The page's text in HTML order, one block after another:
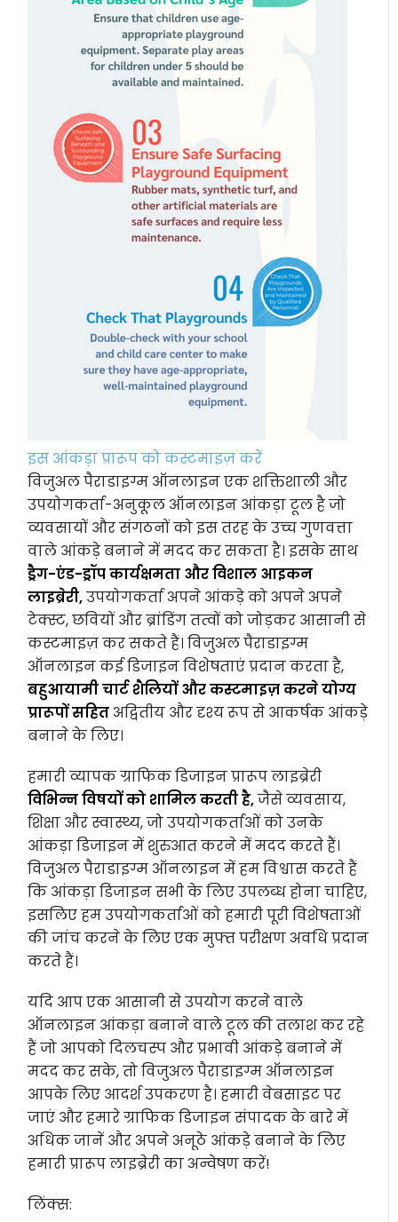
इस आंकड़ा प्रारूप को कस्टमाइज़ करें
विजुअल पैराडाइग्म ऑनलाइन एक शक्तिशाली और
उपयोगकर्ता-अनुकूल ऑनलाइन आंकड़ा टूल है जो
व्यवसायों और संगठनों को इस तरह के उच्च गुणवत्ता
वाले आंकड़े बनाने में मदद कर सकता है। इसके साथ
ड्रैग-एंड-ड्रॉप कार्यक्षमता और विशाल आइकन
लाइब्रेरी,उपयोगकर्ता अपने आंकड़े को अपने अपने
टेक्स्ट, छवियों और ब्रांडिंग तत्वों को जोड़कर आसानी से
कस्टमाइज़ कर सकते हैं। विजुअल पैराडाइग्म
ऑनलाइन कई डिजाइन विशेषताएं प्रदान करता है,
बहुआयामी चार्ट शैलियों और कस्टमाइज़ करने योग्य
प्रारूपों सहितअद्वितीय और दृश्य रूप से आकर्षक आंकड़े
बनाने के लिए।
हमारी व्यापक ग्राफिक डिजाइन प्रारूप लाइब्रेरी
विभिन्न विषयों को शामिल करती है,जैसे व्यवसाय,
शिक्षा और स्वास्थ्य, जो उपयोगकर्ताओं को उनके
आंकड़ा डिजाइन में शुरुआत करने में मदद करते हैं।
विजुअल पैराडाइग्म ऑनलाइन में हम विश्वास करते हैं
कि आंकड़ा डिजाइन सभी के लिए उपलब्ध होना चाहिए,
इसलिए हम उपयोगकर्ताओं को हमारी पूरी विशेषताओं
की जांच करने के लिए एक मुफ्त परीक्षण अवधि प्रदान
करते हैं।
यदि आप एक आसानी से उपयोग करने वाले
ऑनलाइन आंकड़ा बनाने वाले टूल की तलाश कर रहे
हैं जो आपको दिलचस्प और प्रभावी आंकड़े बनाने में
मदद कर सके, तो विजुअल पैराडाइग्म ऑनलाइन
आपके लिए आदर्श उपकरण है। हमारी वेबसाइट पर
जाएं और हमारे ग्राफिक डिजाइन संपादक के बारे में
अधिक जानें और अपने अनूठे आंकड़े बनाने के लिए
हमारी प्रारूप लाइब्रेरी का अन्वेषण करें!
लिंक्स: